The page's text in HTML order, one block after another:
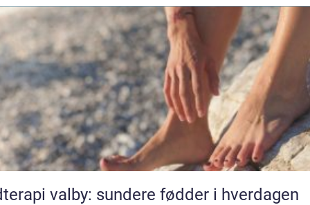
valby: sundere fødder i hverdagen